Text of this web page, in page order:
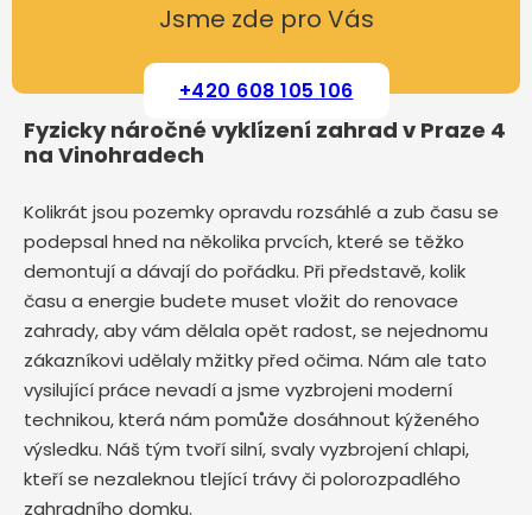
Jsme zde pro Vás
+420 608 105 106
Fyzicky náročné vyklízení zahrad v Praze 4
na Vinohradech
Kolikrát jsou pozemky opravdu rozsáhlé a zub času se
podepsal hned na několika prvcích, které se těžko
demontují a dávají do pořádku. Při představě, kolik
času a energie budete muset vložit do renovace
zahrady, aby vám dělala opět radost, se nejednomu
zákazníkovi udělaly mžitky před očima. Nám ale tato
vysilující práce nevadí a jsme vyzbrojeni moderní
technikou, která nám pomůže dosáhnout kýženého
výsledku. Náš tým tvoří silní, svaly vyzbrojení chlapi,
kteří se nezaleknou tlející trávy či polorozpadlého
zahradního domku.